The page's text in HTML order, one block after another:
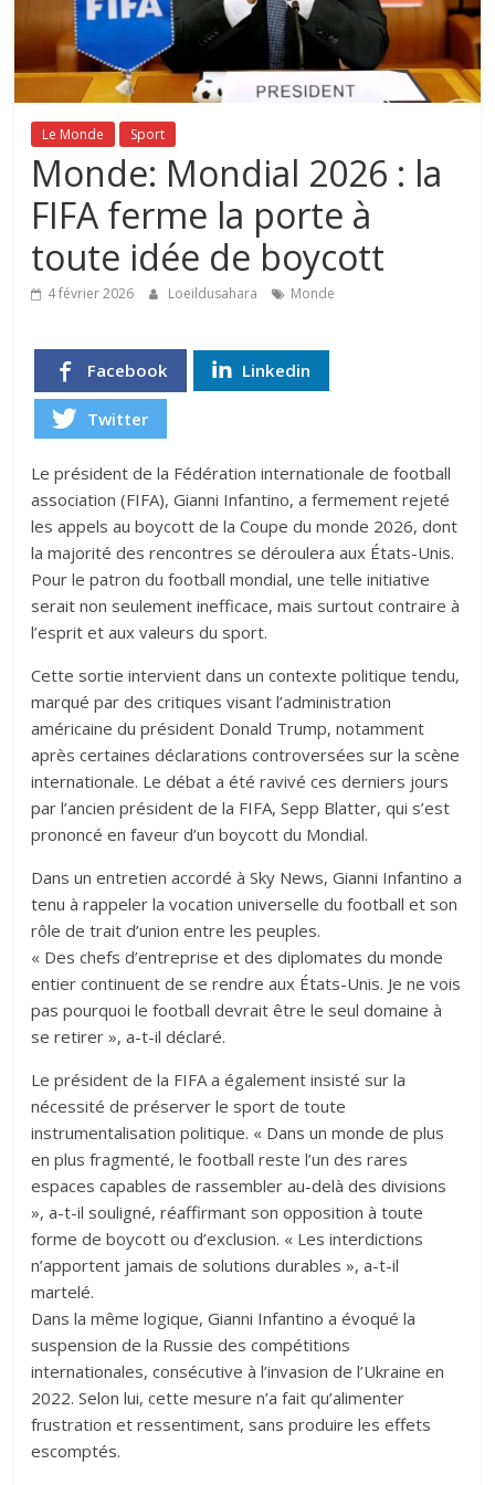
Le Monde Sport
Monde: Mondial 2026 : la
FIFA ferme la porte à
toute idée de boycott
4 février 2026 Loeildusahara Monde
Facebook Linkedin
Twitter
Le président de la Fédération internationale de football
association (FIFA), Gianni Infantino, a fermement rejeté
les appels au boycott de la Coupe du monde 2026, dont
la majorité des rencontres se déroulera aux États-Unis.
Pour le patron du football mondial, une telle initiative
serait non seulement inefficace, mais surtout contraire à
l’esprit et aux valeurs du sport.
Cette sortie intervient dans un contexte politique tendu,
marqué par des critiques visant l’administration
américaine du président Donald Trump, notamment
après certaines déclarations controversées sur la scène
internationale. Le débat a été ravivé ces derniers jours
par l’ancien président de la FIFA, Sepp Blatter, qui s’est
prononcé en faveur d’un boycott du Mondial.
Dans un entretien accordé à Sky News, Gianni Infantino a
tenu à rappeler la vocation universelle du football et son
rôle de trait d’union entre les peuples.
« Des chefs d’entreprise et des diplomates du monde
entier continuent de se rendre aux États-Unis. Je ne vois
pas pourquoi le football devrait être le seul domaine à
se retirer », a-t-il déclaré.
Le président de la FIFA a également insisté sur la
nécessité de préserver le sport de toute
instrumentalisation politique. « Dans un monde de plus
en plus fragmenté, le football reste l’un des rares
espaces capables de rassembler au-delà des divisions
», a-t-il souligné, réaffirmant son opposition à toute
forme de boycott ou d’exclusion. « Les interdictions
n’apportent jamais de solutions durables », a-t-il
martelé.
Dans la même logique, Gianni Infantino a évoqué la
suspension de la Russie des compétitions
internationales, consécutive à l’invasion de l’Ukraine en
2022. Selon lui, cette mesure n’a fait qu’alimenter
frustration et ressentiment, sans produire les effets
escomptés.